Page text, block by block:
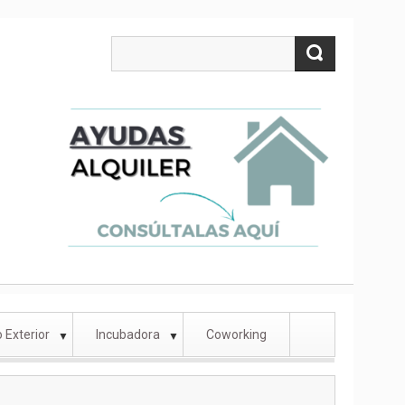
Exterior ▼ Incubadora ▼ Coworking